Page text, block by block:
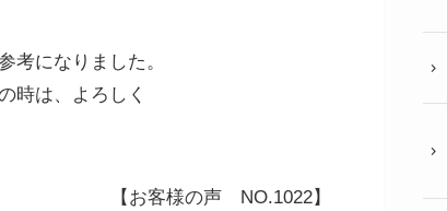
考になりました。
時は、よろしく
【お客様の声 NO.1022】